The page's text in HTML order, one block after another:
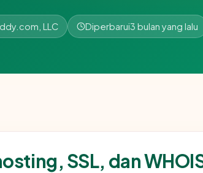
LLC Diperbarui3 bulan yang lalu
SSL, dan